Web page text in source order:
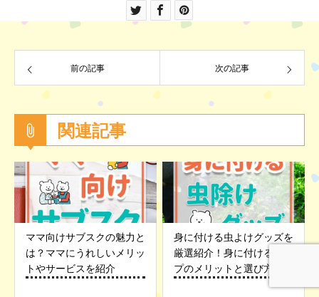
前の記事 次の記事
関連記事
ママ向けサブスクの魅力と
は？ママにうれしいメリッ
トやサービスを紹介
身に付ける虫よけグッズを
厳選紹介！身に付けるタイ
プのメリットと選び方